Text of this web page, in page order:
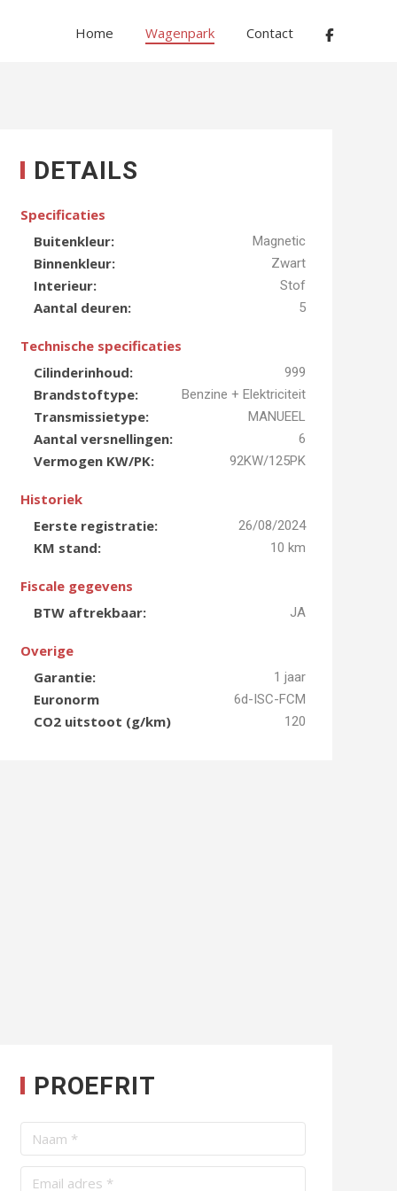
Home Wagenpark Contact
DETAILS
Specificaties
Buitenkleur:
Magnetic
Binnenkleur: Zwart
Interieur: Stof
Aantal deuren: 5
Technische specificaties
Cilinderinhoud:
999
Brandstoftype: Benzine + Elektriciteit
Transmissietype: MANUEEL
Aantal versnellingen: 6
Vermogen KW/PK: 92KW/125PK
Historiek
Eerste registratie:
26/08/2024
KM stand: 10 km
Fiscale gegevens
BTW aftrekbaar:
JA
Overige
Garantie:
1 jaar
Euronorm 6d-ISC-FCM
CO2 uitstoot (g/km) 120
PROEFRIT